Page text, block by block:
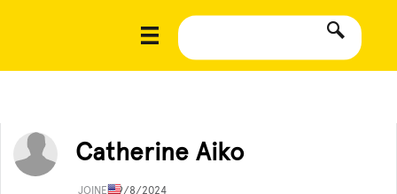
Catherine Aiko
JOINED9/8/2024